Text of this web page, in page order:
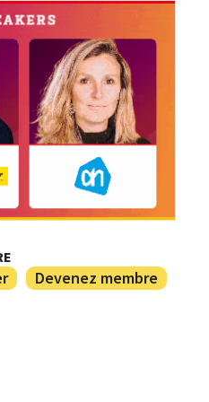
Devenez membre